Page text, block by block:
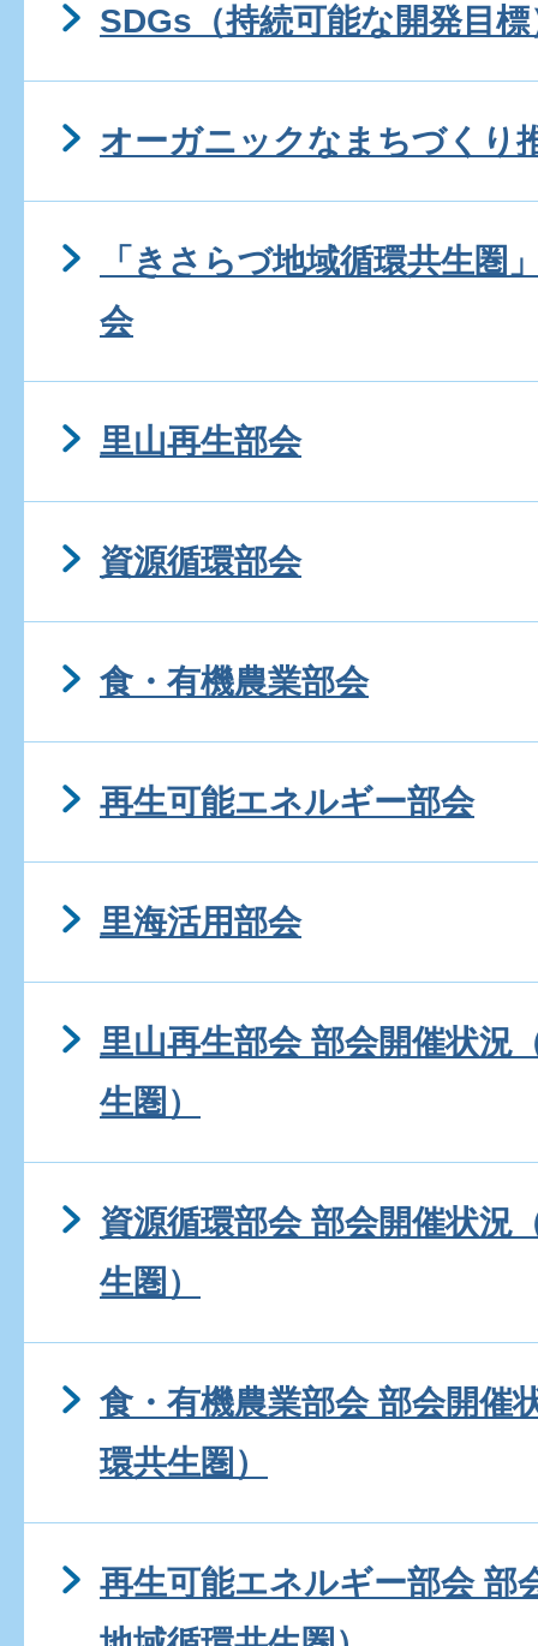
SDGs（持続可能な開発目
オーガニックなまちづくり
「きさらづ地域循環共生圏
会
里山再生部会
資源循環部会
食・有機農業部会
再生可能エネルギー部会
里海活用部会
里山再生部会 部会開催状況
生圏）
資源循環部会 部会開催状況
生圏）
食・有機農業部会 部会開催
環共生圏）
再生可能エネルギー部会 部